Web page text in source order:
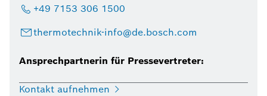
+49 7153 306 1500
thermotechnik-info@de.bosch.com
Ansprechpartnerin für Pressevertreter:
Kontakt aufnehmen